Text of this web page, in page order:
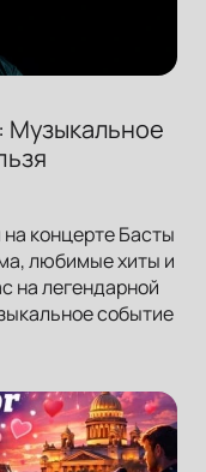
Музыкальное
концерте Басты
любимые хиты и
на легендарной
событие